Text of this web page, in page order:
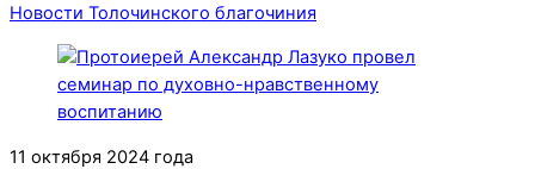
Новости Толочинского благочиния
11 октября 2024 года